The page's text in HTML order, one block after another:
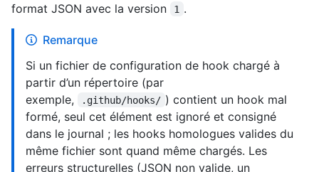
format JSON avec la version
1 .
Remarque
Si un fichier de configuration de hook chargé à
partir d’un répertoire (par
exemple,
.github/hooks/ ) contient un hook mal
formé, seul cet élément est ignoré et consigné
dans le journal ; les hooks homologues valides du
même fichier sont quand même chargés. Les
erreurs structurelles (JSON non valide, un